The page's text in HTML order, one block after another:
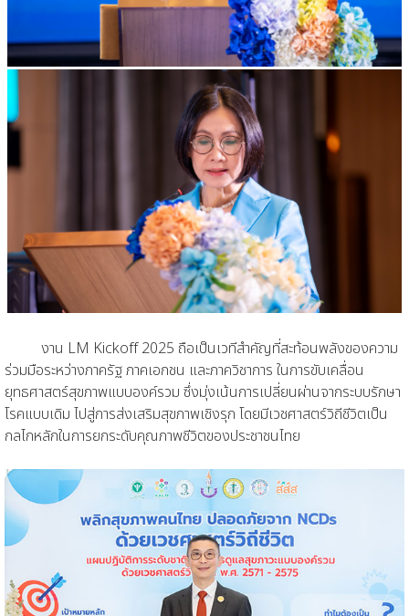
งาน LM Kickoff 2025 ถือเป็นเวทีสำคัญที่สะท้อนพลังของความ
ร่วมมือระหว่างภาครัฐ ภาคเอกชน และภาควิชาการ ในการขับเคลื่อน
ยุทธศาสตร์สุขภาพแบบองค์รวม ซึ่งมุ่งเน้นการเปลี่ยนผ่านจากระบบรักษา
โรคแบบเดิม ไปสู่การส่งเสริมสุขภาพเชิงรุก โดยมีเวชศาสตร์วิถีชีวิตเป็น
กลไกหลักในการยกระดับคุณภาพชีวิตของประชาชนไทย